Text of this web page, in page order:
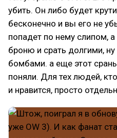
убить. Он либо будет
бесконечно и вы его не
попадет по нему слипом,
броню и срать долгими,
бомбами. а еще этот
поняли. Для тех людей,
и нравится, просто